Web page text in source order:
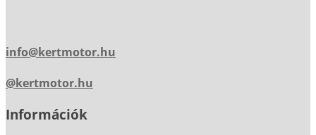
info@kertmotor.hu
@kertmotor.hu
Információk